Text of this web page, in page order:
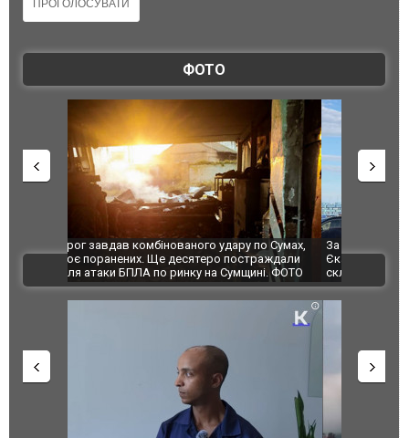
ФОТО
За 2000 кілометрів від кордону з Україною: в
Єкатеринбурзі після атаки дронів загорівся
склад Wildberries. ФОТО. ВІДЕО
"Мої
ВІДЕО